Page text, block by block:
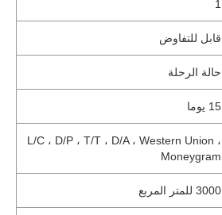
1
قابل للتفاوض
حالة الرحلة
15 يوما
L/C ، D/P ، T/T ، D/A ، Western Union ،
Moneygram
3000 للمتر المربع